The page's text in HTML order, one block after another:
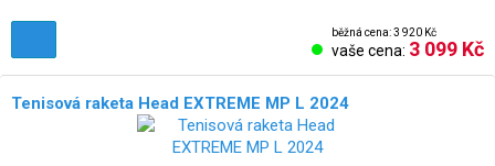
běžná cena: 3 920 Kč
vaše cena: 3 099 Kč
Tenisová raketa Head EXTREME MP L 2024